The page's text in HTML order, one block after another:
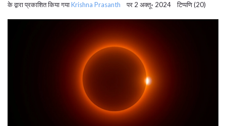
के द्वारा प्रकाशित किया गयाKrishna Prasanth पर 2 अक्तू॰ 2024 टिप्पणि (20)